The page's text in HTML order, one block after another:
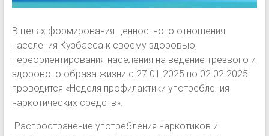
В целях формирования ценностного отношения
населения Кузбасса к своему здоровью,
переориентирования населения на ведение трезвого и
здорового образа жизни с 27.01.2025 по 02.02.2025
проводится «Неделя профилактики употребления
наркотических средств».
Распространение употребления наркотиков и